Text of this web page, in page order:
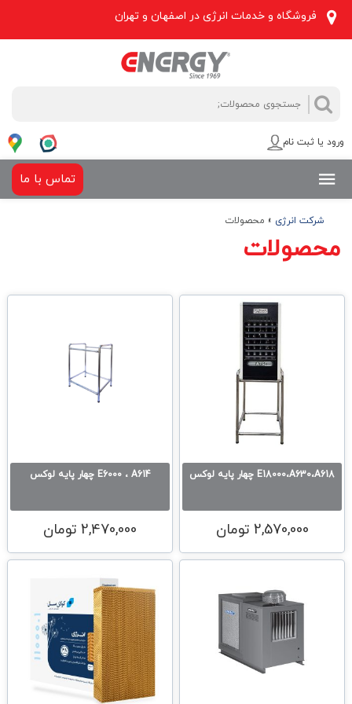
فروشگاه و خدمات انرژی در اصفهان و تهران
برای:
جستجو
ورود یا ثبت نام
تماس با ما
شرکت انرژی » محصولات
محصولات
E18000،A630،A618 چهار پایه لوكس
2,570,000 تومان
E6000 ، A614 چهار پایه لوكس
2,470,000 تومان